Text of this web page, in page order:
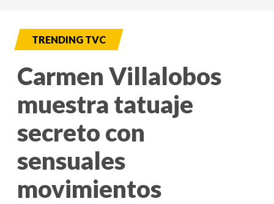
TRENDING TVC
Carmen Villalobos
muestra tatuaje
secreto con
sensuales
movimientos